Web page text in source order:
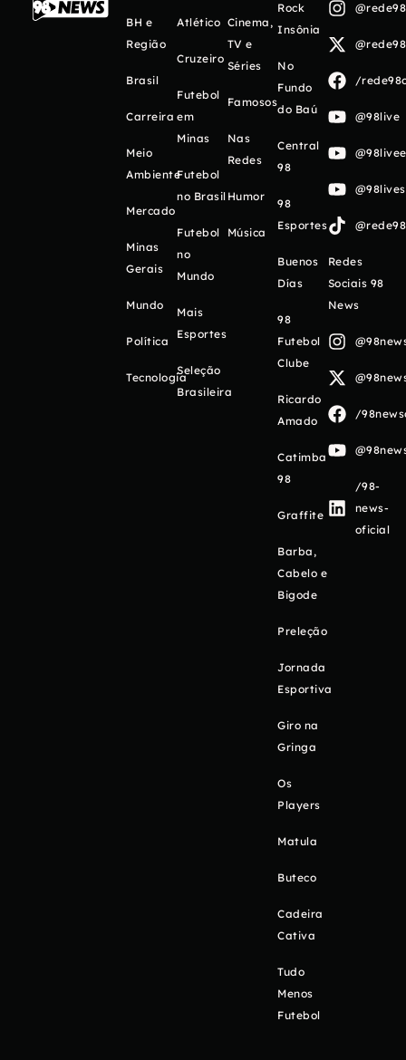
BH e
Região
Brasil
Carreira
Meio
Ambiente
Mercado
Minas
Gerais
Mundo
Política
Tecnologia
Atlético
Cruzeiro
Futebol
em
Minas
Futebol
no Brasil
Futebol
no
Mundo
Mais
Esportes
Seleção
Brasileira
Cinema,
TV e
Séries
Famosos
Nas
Redes
Humor
Música
Rock
Insônia
No
Fundo
do Baú
Central
98
98
Esportes
Buenos
Días
98
Futebol
Clube
Ricardo
Amado
Catimba
98
Graffite
Barba,
Cabelo e
Bigode
Preleção
Jornada
Esportiva
Giro na
Gringa
Os
Players
Matula
Buteco
Cadeira
Cativa
Tudo
Menos
Futebol
/
@98live
Redes
Sociais 98
News
/
/98-
news-
oficial